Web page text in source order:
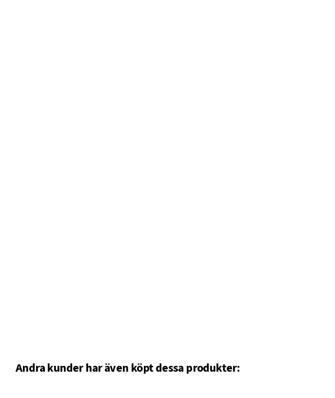
Andra kunder har även köpt dessa produkter: